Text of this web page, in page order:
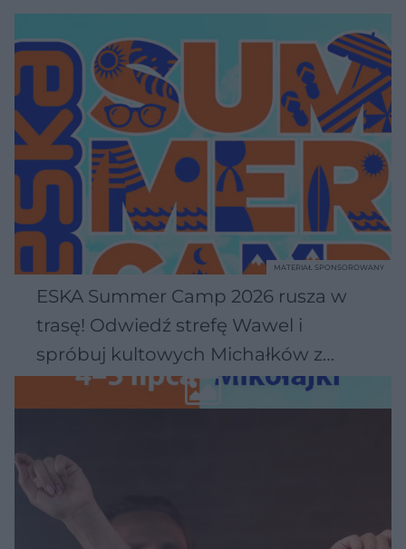
ESKA Summer Camp 2026 rusza w
trasę! Odwiedź strefę Wawel i
spróbuj kultowych Michałków z
Wawelu
MATERIAŁ SPONSOROWANY